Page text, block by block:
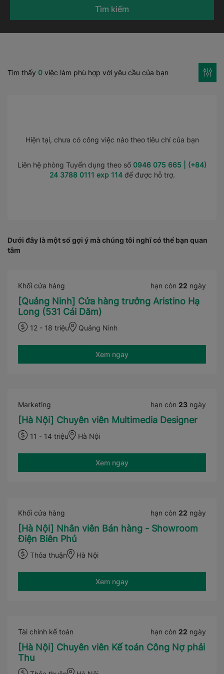
Tìm kiếm
Tìm thấy 0 việc làm phù hợp với yêu cầu của bạn
Hiện tại, chưa có công việc nào theo tiêu chí của bạn
Liên hệ phòng Tuyển dụng theo số 0946 075 665 | (+84)
24 3788 0111 exp 114để được hỗ trợ.
Dưới đây là một số gợi ý mà chúng tôi nghĩ có thể bạn quan
tâm
Khối cửa hàng hạn còn 22 ngày
[Quảng Ninh] Cửa hàng trưởng Aristino Hạ
Long (531 Cái Dăm)
12 - 18 triệu Quảng Ninh
Xem ngay
Marketing hạn còn 23 ngày
[Hà Nội] Chuyên viên Multimedia Designer
11 - 14 triệu Hà Nội
Xem ngay
Khối cửa hàng hạn còn 22 ngày
[Hà Nội] Nhân viên Bán hàng - Showroom
Điện Biên Phủ
Thỏa thuận Hà Nội
Xem ngay
Tài chính kế toán hạn còn 22 ngày
[Hà Nội] Chuyên viên Kế toán Công Nợ phải
Thu